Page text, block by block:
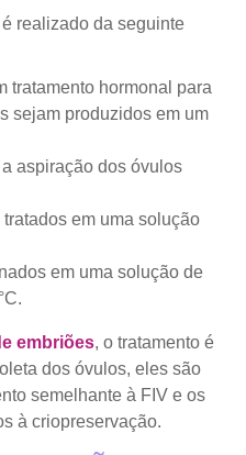
realizado da seguinte
tratamento hormonal para
sejam produzidos em um
aspiração dos óvulos
em uma solução
em uma solução de
embriões, o tratamento é
dos óvulos, eles são
semelhante à FIV e os
à criopreservação.